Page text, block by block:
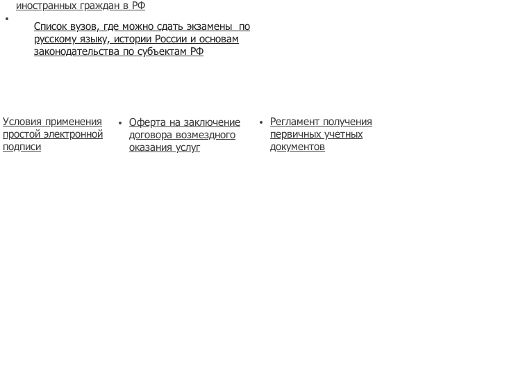
Список вузов, где можно сдать экзамены по
русскому языку, истории России и основам
законодательства по субъектам РФ
иностранных граждан в РФ
Условия применения
простой электронной
подписи
​Оферта на заключение
договора возмездного
оказания услуг
Регламент получения
первичных учетных
документов